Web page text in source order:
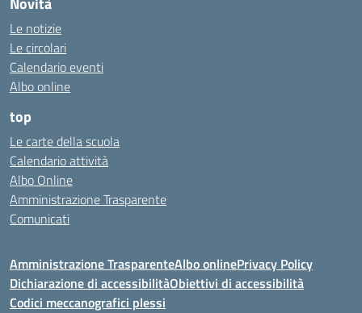
Le notizie
Le circolari
Calendario eventi
Albo online
top
Le carte della scuola
Calendario attività
Albo Online
Amministrazione Trasparente
Comunicati
Amministrazione TrasparenteAlbo onlinePrivacy Policy
Dichiarazione di accessibilitàObiettivi di accessibilità
Codici meccanografici plessi